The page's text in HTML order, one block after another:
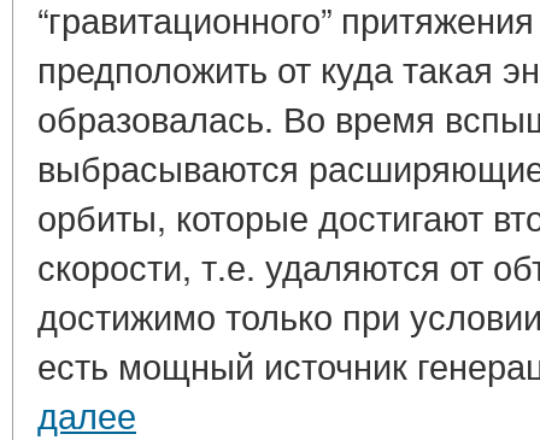
“гравитационного”
предположить от куда такая
образовалась. Во время
выбрасываются
орбиты, которые достигают
скорости, т.е. удаляются от
достижимо только при
есть мощный источник
далее